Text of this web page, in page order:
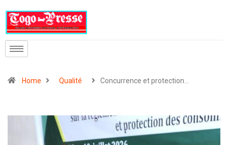
Home Qualité Concurrence et protection…